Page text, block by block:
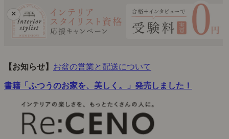
×
【お知らせ】 お盆の営業と配送について
書籍「ふつうのお家を、美しく。」発売しました！